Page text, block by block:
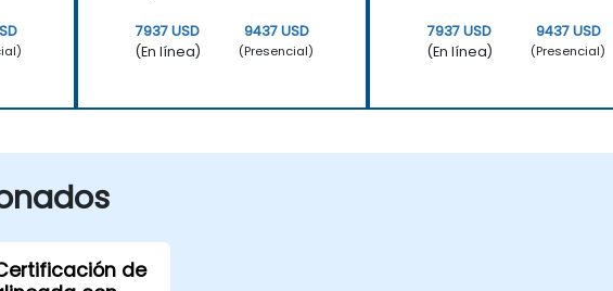
7937 USD
(En línea)
9437 USD
(Presencial)
7937 USD
(En línea)
9437 USD
(Presencial)
de